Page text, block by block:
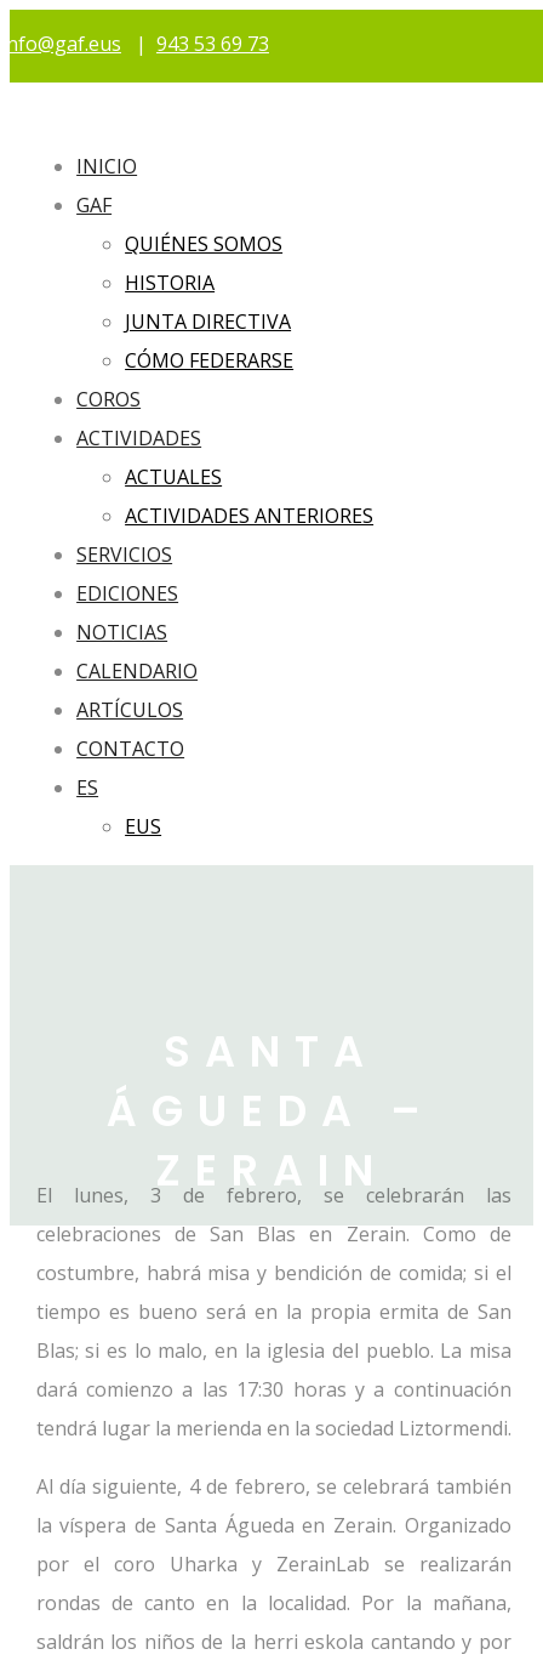
info@gaf.eus | 943 53 69 73
INICIO
GAF
QUIÉNES SOMOS
HISTORIA
JUNTA DIRECTIVA
CÓMO FEDERARSE
COROS
ACTIVIDADES
ACTUALES
ACTIVIDADES ANTERIORES
SERVICIOS
EDICIONES
NOTICIAS
CALENDARIO
ARTÍCULOS
CONTACTO
ES
EUS
SANTA
ÁGUEDA –
ZERAIN
El lunes, 3 de febrero, se celebrarán las
celebraciones de San Blas en Zerain. Como de
costumbre, habrá misa y bendición de comida; si el
tiempo es bueno será en la propia ermita de San
Blas; si es lo malo, en la iglesia del pueblo. La misa
dará comienzo a las 17:30 horas y a continuación
tendrá lugar la merienda en la sociedad Liztormendi.
Al día siguiente, 4 de febrero, se celebrará también
la víspera de Santa Águeda en Zerain. Organizado
por el coro Uharka y ZerainLab se realizarán
rondas de canto en la localidad. Por la mañana,
saldrán los niños de la herri eskola cantando y por